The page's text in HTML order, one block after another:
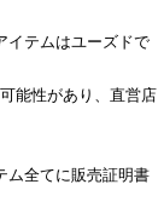
イテムはユーズドで
能性があり、直営店
ム全てに販売証明書